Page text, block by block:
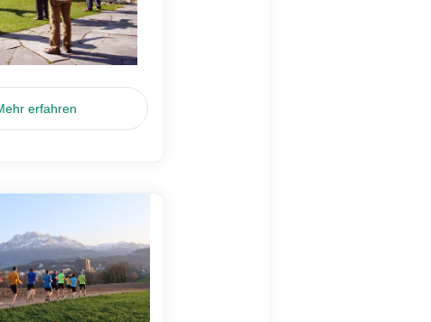
erfahren